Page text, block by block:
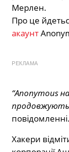
Мерлен.
Про це
акаунт
РЕКЛАМА
“Anonymous
продовжують
повідомленні.
Хакери